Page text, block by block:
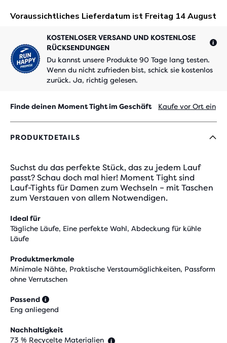
KOSTENLOSER VERSAND UND KOSTENLOSE
RÜCKSENDUNGEN
Du kannst unsere Produkte 90 Tage lang testen.
Wenn du nicht zufrieden bist, schick sie kostenlos
zurück. Ja, richtig gelesen.
Finde deinen Moment Tight im Geschäft Kaufe vor Ort ein
PRODUKTDETAILS
Suchst du das perfekte Stück, das zu jedem Lauf
passt? Schau doch mal hier! Moment Tight sind
Lauf-Tights für Damen zum Wechseln – mit Taschen
zum Verstauen von allem Notwendigen.
Ideal für
Tägliche Läufe, Eine perfekte Wahl, Abdeckung für kühle
Läufe
Produktmerkmale
Minimale Nähte, Praktische Verstaumöglichkeiten, Passform
ohne Verrutschen
Passend
Eng anliegend
Nachhaltigkeit
73 % Recycelte Materialien